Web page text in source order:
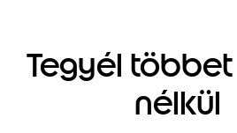
Tegyél
nélkül